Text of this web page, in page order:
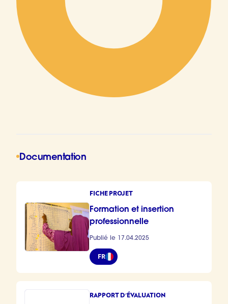
Documentation
FICHE PROJET
Formation et insertion
professionnelle
Publié le 17.04.2025
FR
RAPPORT D'ÉVALUATION